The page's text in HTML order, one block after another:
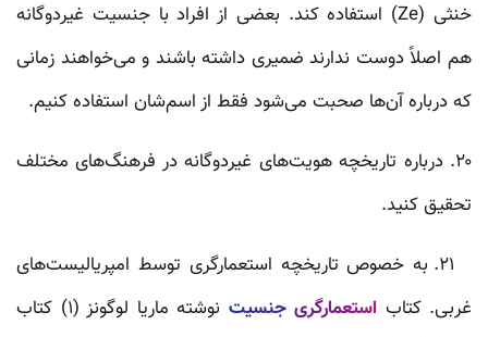
خنثی (Ze) استفاده کند. بعضی از افراد با جنسیت غیردوگانه
هم اصلاً دوست ندارند ضمیری داشته باشند و می‌خواهند زمانی
که درباره آن‌ها صحبت می‌شود فقط از اسم‌شان استفاده کنیم.
۲۰. درباره‌ تاریخچه‌ هویت‌های غیردوگانه در فرهنگ‌های مختلف
تحقیق کنید.
۲۱. به خصوص تاریخچه‌ استعمارگری توسط امپریالیست‌های
غربی. کتاب استعمارگری جنسیت
نوشته ماریا لوگونز (۱) کتاب